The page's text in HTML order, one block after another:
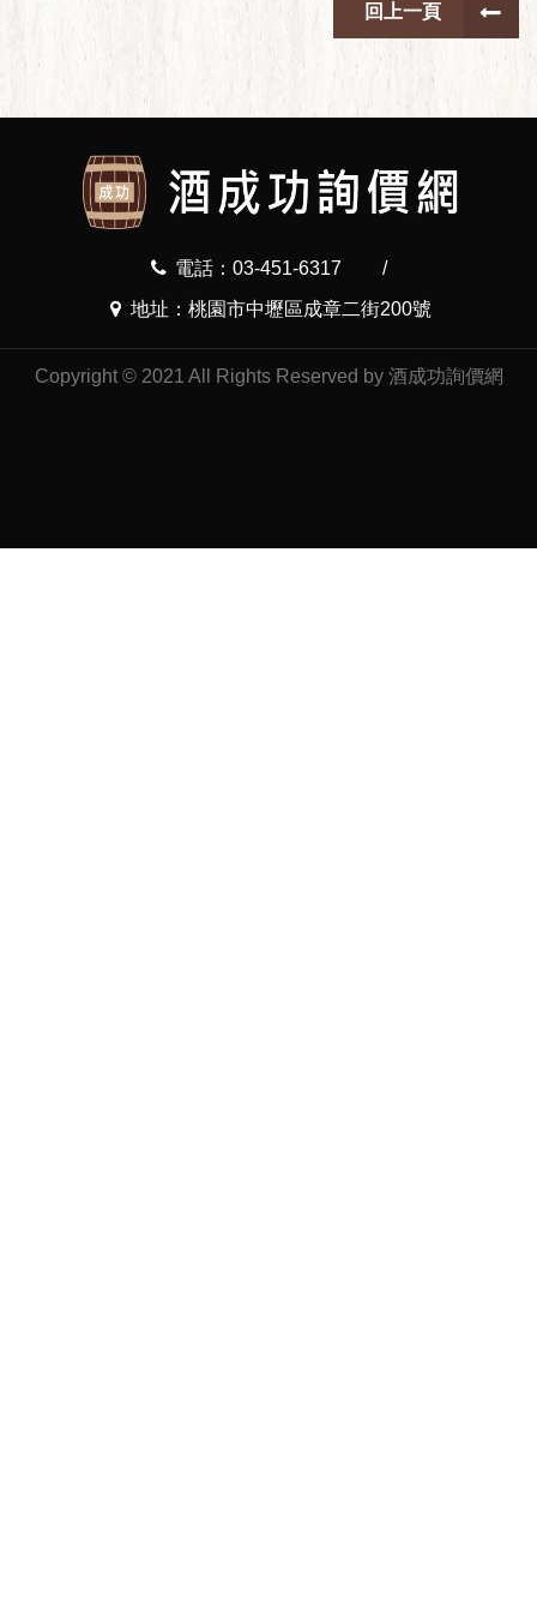
回上一頁
電話：03-451-6317
/
地址：桃園市中壢區成章二街200號
Copyright © 2021 All Rights Reserved by 酒成功詢價網